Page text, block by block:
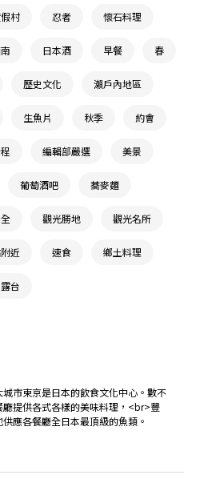
村 忍者 懷石料理
日本酒 早餐 春
歷史文化 瀨戶內地區
生魚片 秋季 約會
編輯部嚴選 美景
葡萄酒吧 蕎麥麵
觀光勝地 觀光名所
近 速食 鄉土料理
露台
城市東京是日本的飲食文化中心。數不
廳提供各式各樣的美味料理，<br>豐
應各餐廳全日本最頂級的魚類。